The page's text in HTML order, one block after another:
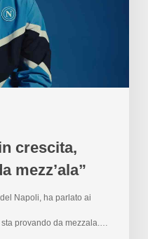
crescita,
mezz’ala”
Napoli, ha parlato ai
provando da mezzala.…